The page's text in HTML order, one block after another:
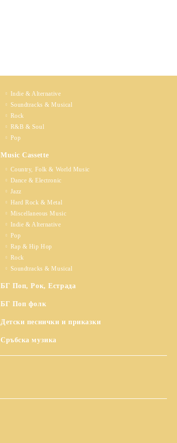
Indie & Alternative
Soundtracks & Musical
Rock
R&B & Soul
Pop
Music Cassette
Country, Folk & World Music
Dance & Electronic
Jazz
Hard Rock & Metal
Miscellaneous Music
Indie & Alternative
Pop
Rap & Hip Hop
Rock
Soundtracks & Musical
БГ Поп, Рок, Естрада
БГ Поп фолк
Детски песнички и приказки
Сръбска музика